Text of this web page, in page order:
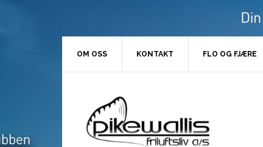
OM OSS KONTAKT FLO OG FJÆRE